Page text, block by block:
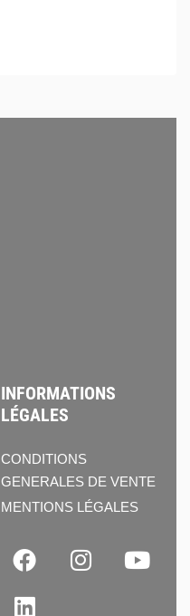
INFORMATIONS
LÉGALES
CONDITIONS
GENERALES DE VENTE
MENTIONS LÉGALES